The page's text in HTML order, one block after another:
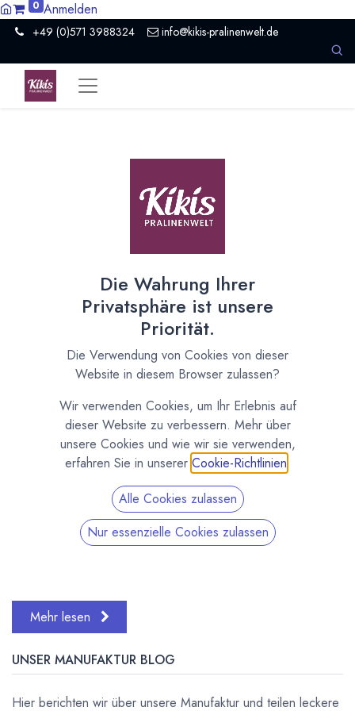
0 Anmelden
+49 (0)571 3988324 info@kikis-pralinenwelt.de
Neue Tafeln von Pacari und Valrhona
Neues aus Kiki's Pralinenwelt und kreativer Küche
8 neue Sorten von Pacari Es sind Sorten die es schon
länger gibt, die wir aber jetzt neu in unser Sortiment
aufgenommen haben. Wie alle Schokoladen von Pacari
werden auch diese Tafeln Bean to Bar in E...
Mehr lesen
UNSER MANUFAKTUR BLOG
Hier berichten wir über unsere Manufaktur und teilen leckere
Die Wahrung Ihrer
Privatsphäre ist unsere
Priorität.
Die Verwendung von Cookies von dieser
Website in diesem Browser zulassen?
Wir verwenden Cookies, um Ihr Erlebnis auf
dieser Website zu verbessern. Mehr über
unsere Cookies und wie wir sie verwenden,
erfahren Sie in unserer Cookie-Richtlinien
Alle Cookies zulassen
Nur essenzielle Cookies zulassen